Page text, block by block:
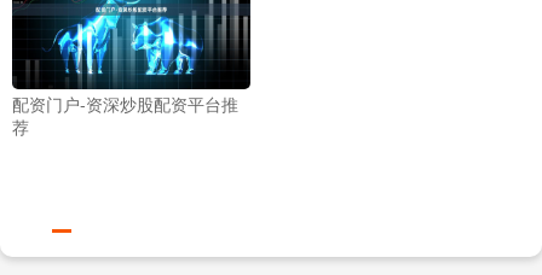
配资门户-资深炒股配资平台推
荐